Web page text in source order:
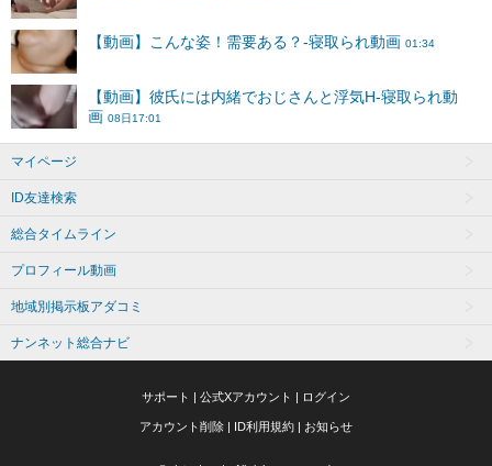
マイページ
ID友達検索
総合タイムライン
プロフィール動画
地域別掲示板アダコミ
ナンネット総合ナビ
サポート | 公式Xアカウント | ログイン
アカウント削除 | ID利用規約 | お知らせ